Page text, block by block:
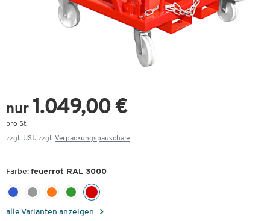
nur 1.049,00 €
pro St.
zzgl. USt. zzgl. Verpackungspauschale
Farbe: feuerrot RAL 3000
alle Varianten anzeigen